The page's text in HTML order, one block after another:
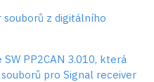
souborů z digitálního
PP2CAN 3.010, která
pro Signal receiver